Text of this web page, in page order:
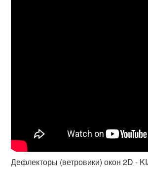
Дефлекторы (ветровики) окон 2D -